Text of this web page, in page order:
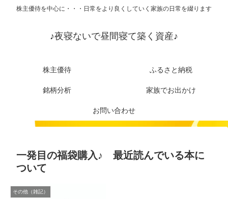
株主優待を中心に・・・日常をより良くしていく家族の日常を綴ります
♪夜寝ないで昼間寝て築く資産♪
株主優待 ふるさと納税
銘柄分析 家族でお出かけ
お問い合わせ
一発目の福袋購入♪ 最近読んでいる本に
ついて
その他（雑記）